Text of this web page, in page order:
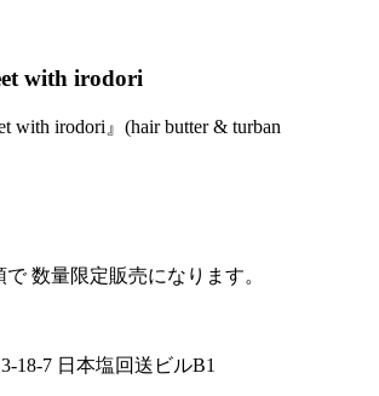
with irodori
with irodori』(hair butter & turban
数量限定販売になります。
18-7 日本塩回送ビルB1